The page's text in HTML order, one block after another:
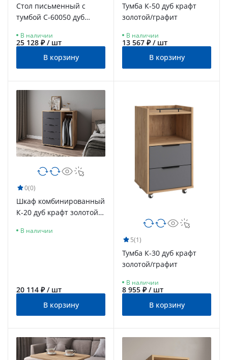
Стол письменный с
тумбой С-60050 дуб
каркас черный
В наличии
25 128 ₽ / шт
В корзину
Тумба К-50 дуб крафт
золотой/графит
В наличии
13 567 ₽ / шт
В корзину
0(0)
Шкаф комбинированный
К-20 дуб крафт золотой/
В наличии
20 114 ₽ / шт
В корзину
5(1)
Тумба К-30 дуб крафт
золотой/графит
В наличии
8 955 ₽ / шт
В корзину